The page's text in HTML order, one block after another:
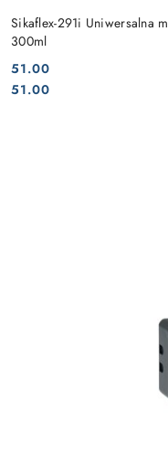
Sikaflex-291i Uniwersalna
300ml
Cena:
51.00
Cena:
51.00